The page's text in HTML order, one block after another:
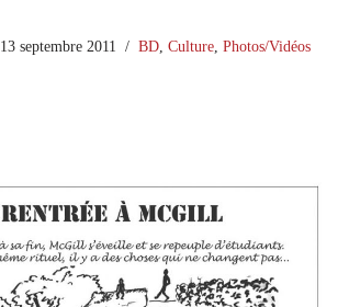
13 septembre 2011 BD Culture Photos/Vidéos